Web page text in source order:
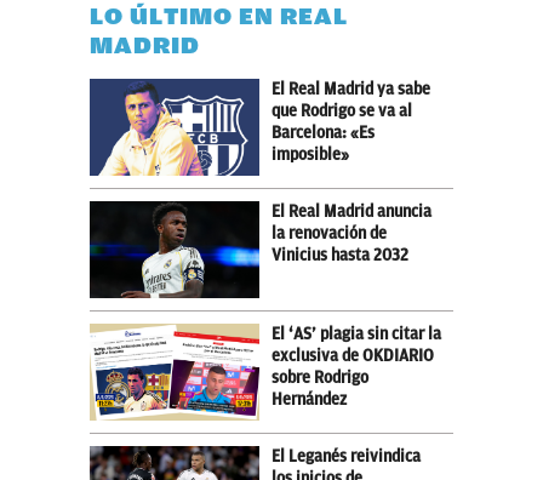
LO ÚLTIMO EN REAL
MADRID
El Real Madrid ya sabe
que Rodrigo se va al
Barcelona: «Es
imposible»
El Real Madrid anuncia
la renovación de
Vinicius hasta 2032
El ‘AS’ plagia sin citar la
exclusiva de OKDIARIO
sobre Rodrigo
Hernández
El Leganés reivindica